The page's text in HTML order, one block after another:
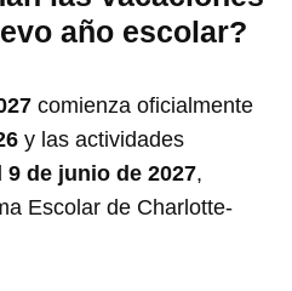
año escolar?
comienza oficialmente
y las actividades
9 de junio de 2027,
Escolar de Charlotte-